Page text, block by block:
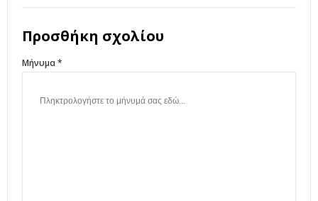
Προσθήκη σχολίου
Μήνυμα *